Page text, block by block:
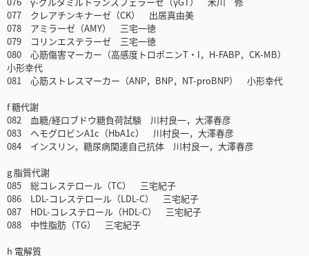
077 クレアチンキナーゼ（CK） 出居真由美
078 アミラーゼ（AMY） 三宅一徳
079 コリンエステラーゼ 三宅一徳
080 心筋傷害マーカー（高感度トロポニンT・I，H-FABP，CK-MB）
小形幸代
081 心筋ストレスマーカー（ANP，BNP，NT-proBNP） 小形幸代
f 糖代謝
082 血糖/経口ブドウ糖負荷試験 川村良一，大澤春彦
083 ヘモグロビンA1c（HbA1c） 川村良一，大澤春彦
084 インスリン，糖尿病関連自己抗体 川村良一，大澤春彦
g 脂質代謝
085 総コレステロール（TC） 三宅紀子
086 LDL-コレステロール（LDL-C） 三宅紀子
087 HDL-コレステロール（HDL-C） 三宅紀子
088 中性脂肪（TG） 三宅紀子
h 電解質